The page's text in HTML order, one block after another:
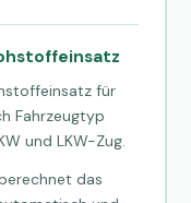
für
Fahrzeugtyp
und LKW-Zug.
das